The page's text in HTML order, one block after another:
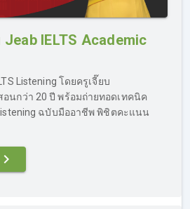
นไลน์ไม่เข้าใจ ทำอย่างไร?
า รองรับเรื่องการ “ตอบคำถาม” กรณี
ข้อสงสัยที่ต้องการถามเพิ่มเติมจาก
ถส่งคำถามเข้าไปถามได้ทาง Inbox
ผู้เรียนจะถูกส่งไปยังครูผู้สอนโดยตรง
กลับไปทาง Inbox เช่นกัน ภายใน
IELTS Academic
Listening โดยครูเจี๊ยบ
นกว่า 20 ปี พร้อมถ่ายทอดเทคนิค
ฉบับมืออาชีพ พิชิตคะแนน